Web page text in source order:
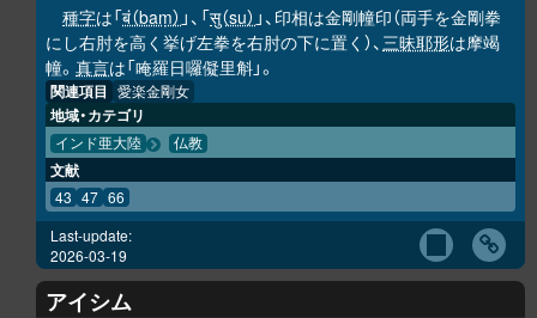
種字は「बं（baṃ） 」、「सु（su） 」、印相は金剛幢印（両手を金剛拳
にし右肘を高く挙げ左拳を右肘の下に置く）、三昧耶形は摩竭
幢。 真言は「唵羅日囉儗里斛」。
関連項目 愛楽金剛女
地域・カテゴリ
インド亜大陸 仏教
文献
43 47 66
Last-update:
2026-03-19
アイシム